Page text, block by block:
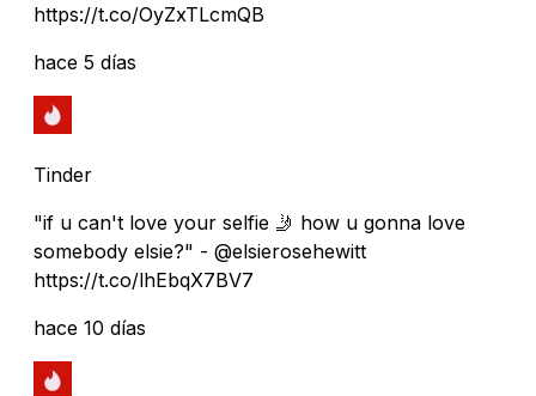
https://t.co/OyZxTLcmQB
hace 5 días
Tinder
"if u can't love your selfie 🤳 how u gonna love
somebody elsie?" - @elsierosehewitt
https://t.co/lhEbqX7BV7
hace 10 días